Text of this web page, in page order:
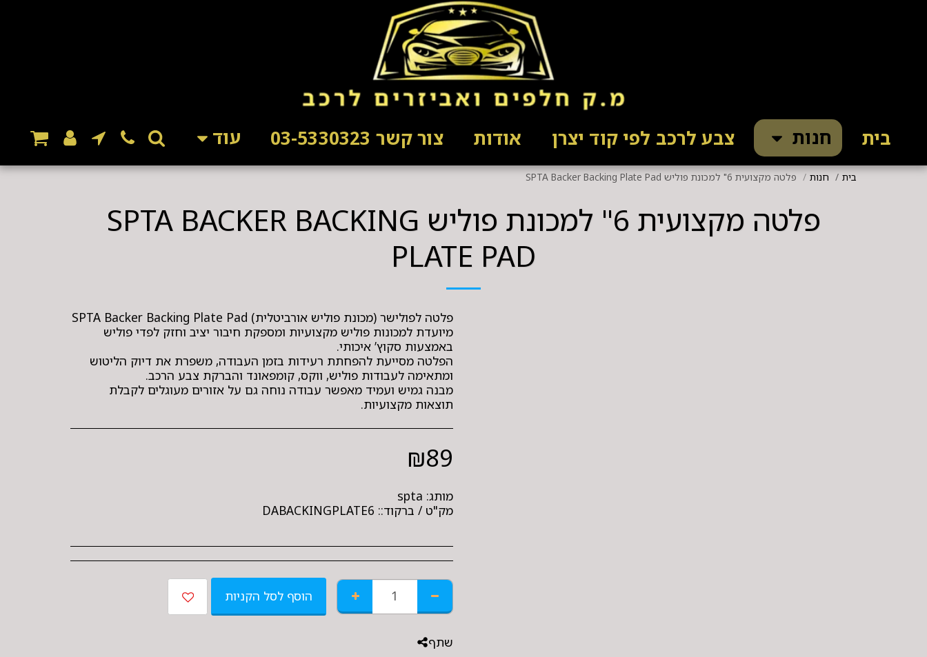
בית חנות צבע לרכב לפי קוד יצרן אודות צור קשר 03-5330323 עוד
בית חנות פלטה מקצועית 6" למכונת פוליש SPTA Backer Backing Plate Pad
פלטה מקצועית 6" למכונת פוליש SPTA BACKER BACKING
PLATE PAD
פלטה לפולישר (מכונת פוליש אורביטלית) SPTA Backer Backing Plate Pad
מיועדת למכונות פוליש מקצועיות ומספקת חיבור יציב וחזק לפדי פוליש
הפלטה מסייעת להפחתת רעידות בזמן העבודה, משפרת את דיוק הליטוש
מבנה גמיש ועמיד מאפשר עבודה נוחה גם על אזורים מעוגלים לקבלת
תוצאות מקצועיות.
₪89
מותג: spta
מק"ט / ברקוד:: DABACKINGPLATE6
הוסף לסל הקניות
שתף